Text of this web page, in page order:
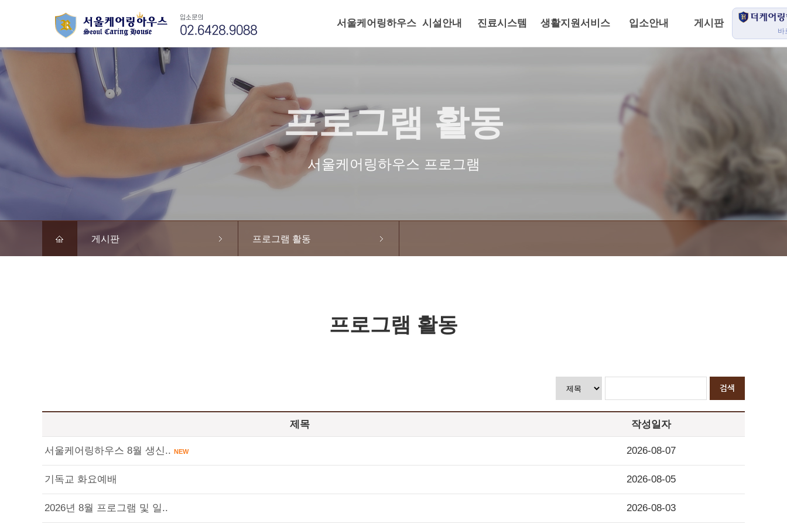
서울케어링하우스 시설안내 진료시스템 생활지원서비스 입소안내 게시판
바
프로그램 활동
서울케어링하우스 프로그램
게시판 프로그램 활동
프로그램 활동
제목 작성일자
서울케어링하우스 8월 생신.. NEW 2026-08-07
기독교 화요예배 2026-08-05
2026년 8월 프로그램 및 일.. 2026-08-03